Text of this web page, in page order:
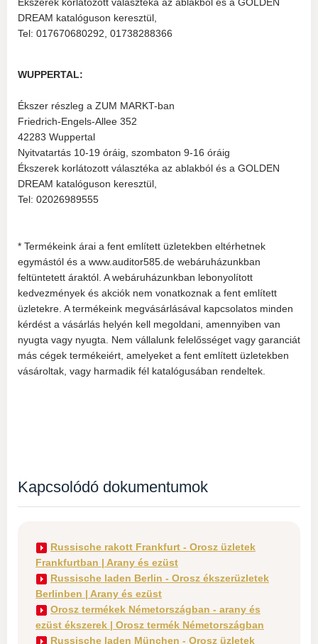
DREAM katalóguson keresztül,
Tel: 017670680292, 01738288366
WUPPERTAL:
Ékszer részleg a ZUM MARKT-ban
Friedrich-Engels-Allee 352
42283 Wuppertal
Nyitvatartás 10-19 óráig, szombaton 9-16 óráig
Ékszerek korlátozott választéka az ablakból és a GOLDEN
DREAM katalóguson keresztül,
Tel: 02026989555
* Termékeink árai a fent említett üzletekben eltérhetnek
egymástól és a www.auditor585.de webáruházunkban
feltüntetett áraktól. A webáruházunkban lebonyolított
kedvezmények és akciók nem vonatkoznak a fent említett
üzletekre. A termékeink megvásárlásával kapcsolatos minden
kérdést a vásárlás helyén kell megoldani, amennyiben van
nyugta vagy nyugta. Nem vállalunk felelősséget vagy garanciát
más cégek termékeiért, amelyeket a fent említett üzletekben
vásároltak, vagy harmadik fél katalógusában rendeltek.
Kapcsolódó dokumentumok
Russische rakott Frankfurt - Orosz üzletek
Frankfurtban | Arany és ezüst
Russische laden Berlin - Orosz ékszerüzletek
Berlinben | Arany és ezüst
Orosz termékek Németországban - arany és
ezüst ékszerek | Orosz termék Németországban
Russische laden München - Orosz üzletek